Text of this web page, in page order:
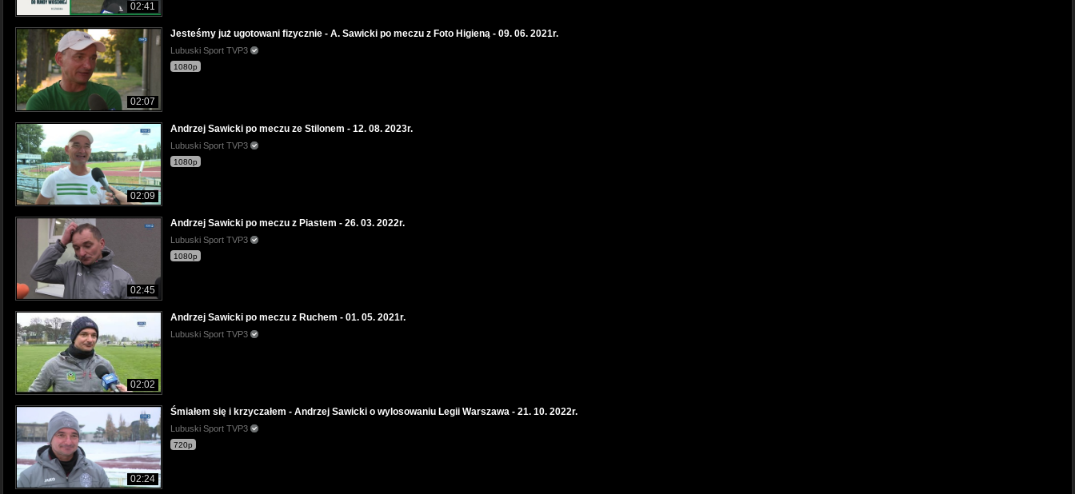
02:41
02:07
Jesteśmy już ugotowani fizycznie - A. Sawicki po meczu z Foto Higieną - 09. 06. 2021r.
Lubuski Sport TVP3
1080p
02:09
Andrzej Sawicki po meczu ze Stilonem - 12. 08. 2023r.
Lubuski Sport TVP3
1080p
02:45
Andrzej Sawicki po meczu z Piastem - 26. 03. 2022r.
Lubuski Sport TVP3
1080p
02:02
Andrzej Sawicki po meczu z Ruchem - 01. 05. 2021r.
Lubuski Sport TVP3
02:24
Śmiałem się i krzyczałem - Andrzej Sawicki o wylosowaniu Legii Warszawa - 21. 10. 2022r.
Lubuski Sport TVP3
720p